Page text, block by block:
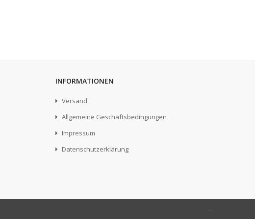
INFORMATIONEN
Versand
Allgemeine Geschäftsbedingungen
Impressum
Datenschutzerklärung
...